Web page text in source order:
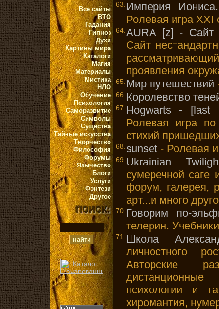
Все сайты
ВТО
Гадания
Гипноз
Духи
Картины мира
Каталоги
Магия
Материалы
Мистика
НЛО
Обучение
Психология
Саморазвитие
Символы
Существа
Тайные искусства
Творчество
Философия
Форумы
Язычество
Блоги
Услуги
Фэнтези
Другое
63. Империя
Ролевая игра XXI
64. AURA [z] - Сайт
Сайт
проявления
65. Мир путешествий
66. Королевство
67. Hogwarts - [last
Ролевая игра
стихий
68. sunset - Ролевая
69. Ukrainian
сумеречной саге
форум, галерея,
арт...и много
70. Говорим по-
телерин.
71. Школа
личностного
Авторские
психологии и
хиромантия,